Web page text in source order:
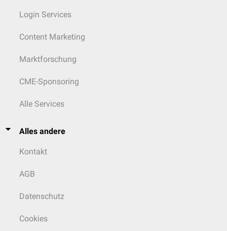
Login Services
Content Marketing
Marktforschung
CME-Sponsoring
Alle Services
Alles andere
Kontakt
AGB
Datenschutz
Cookies